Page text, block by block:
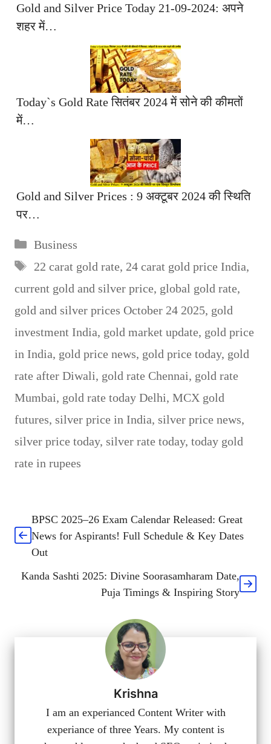
Gold and Silver Price Today 21-09-2024: अपने
शहर में…
Today`s Gold Rate सितंबर 2024 में सोने की कीमतों
में…
Gold and Silver Prices : 9 अक्टूबर 2024 की स्थिति
पर…
Categories
Business
Tags
22 carat gold rate, 24 carat gold price India,
current gold and silver price, global gold rate,
gold and silver prices October 24 2025, gold
investment India, gold market update, gold price
in India, gold price news, gold price today, gold
rate after Diwali, gold rate Chennai, gold rate
Mumbai, gold rate today Delhi, MCX gold
futures, silver price in India, silver price news,
silver price today, silver rate today, today gold
rate in rupees
BPSC 2025–26 Exam Calendar Released: Great
News for Aspirants! Full Schedule & Key Dates
Out
Kanda Sashti 2025: Divine Soorasamharam Date,
Puja Timings & Inspiring Story
Krishna
I am an experianced Content Writer with
experiance of three Years. My content is